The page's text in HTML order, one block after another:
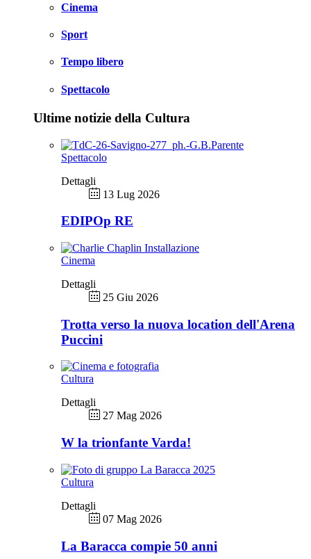
Cinema
Sport
Tempo libero
Spettacolo
Ultime notizie della Cultura
Spettacolo
Dettagli
13 Lug 2026
EDIPOp RE
Cinema
Dettagli
25 Giu 2026
Trotta verso la nuova location dell'Arena
Puccini
Cultura
Dettagli
27 Mag 2026
W la trionfante Varda!
Cultura
Dettagli
07 Mag 2026
La Baracca compie 50 anni